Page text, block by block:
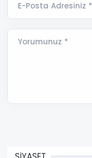
E-Posta Adresiniz *
Yorumunuz *